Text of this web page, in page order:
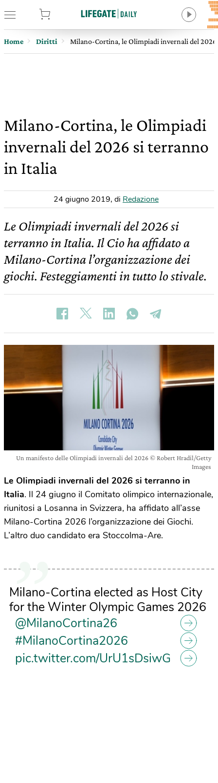
Home Diritti Milano-Cortina, le Olimpiadi invernali del
Milano-Cortina, le Olimpiadi
invernali del 2026 si terranno
in Italia
24 giugno 2019, di Redazione
Le Olimpiadi invernali del 2026 si
terranno in Italia. Il Cio ha affidato a
Milano-Cortina l’organizzazione dei
giochi. Festeggiamenti in tutto lo stivale.
Un manifesto delle Olimpiadi invernali del 2026 © Robert Hradil/Getty
Images
Le Olimpiadi invernali del 2026 si terranno in
Italia. Il 24 giugno il Comitato olimpico internazionale,
riunitosi a Losanna in Svizzera, ha affidato all’asse
Milano-Cortina 2026 l’organizzazione dei Giochi.
L’altro duo candidato era Stoccolma-Are.
Milano-Cortina elected as Host City
for the Winter Olympic Games 2026
@MilanoCortina26
#MilanoCortina2026
pic.twitter.com/UrU1sDsiwG